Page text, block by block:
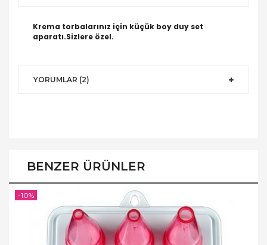
Krema torbalarınız için küçük boy duy set
aparatı.Sizlere özel.
YORUMLAR (2)
BENZER ÜRÜNLER
-10%